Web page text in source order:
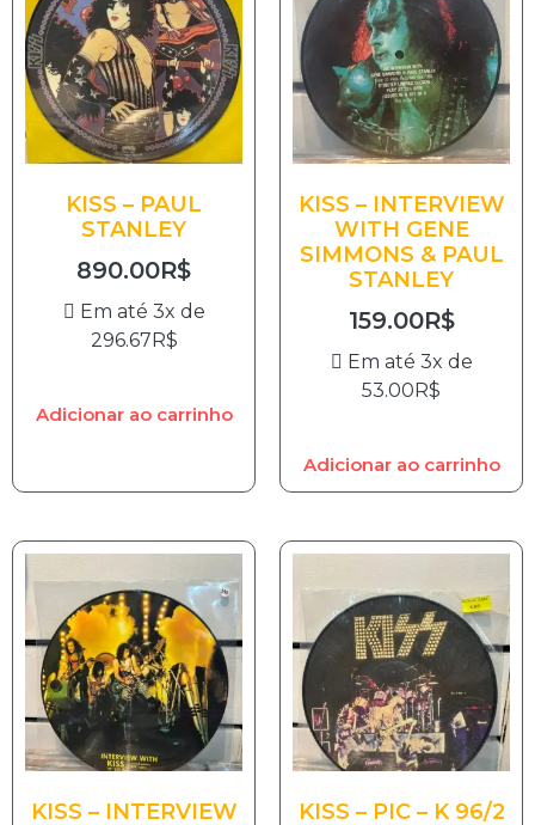
KISS – PAUL
STANLEY
890.00R$
Em até 3x de
296.67 R$
Adicionar ao carrinho
KISS – INTERVIEW
WITH GENE
SIMMONS & PAUL
STANLEY
159.00R$
Em até 3x de
53.00 R$
Adicionar ao carrinho
KISS – INTERVIEW
KISS – PIC – K 96/2